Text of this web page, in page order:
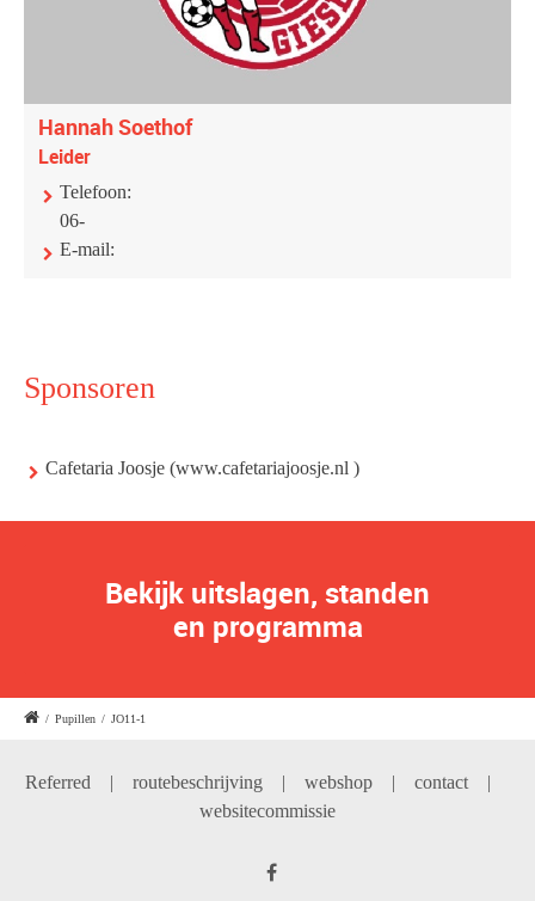
Hannah Soethof
Leider
Telefoon:
06-
E-mail:
Sponsoren
Cafetaria Joosje (www.cafetariajoosje.nl )
Bekijk uitslagen, standen
en programma
/ Pupillen / JO11-1
Referred | routebeschrijving | webshop | contact |
websitecommissie